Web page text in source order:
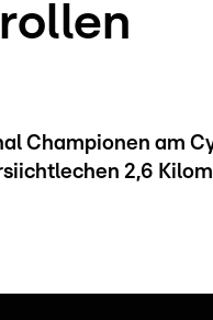
Championen am
2,6